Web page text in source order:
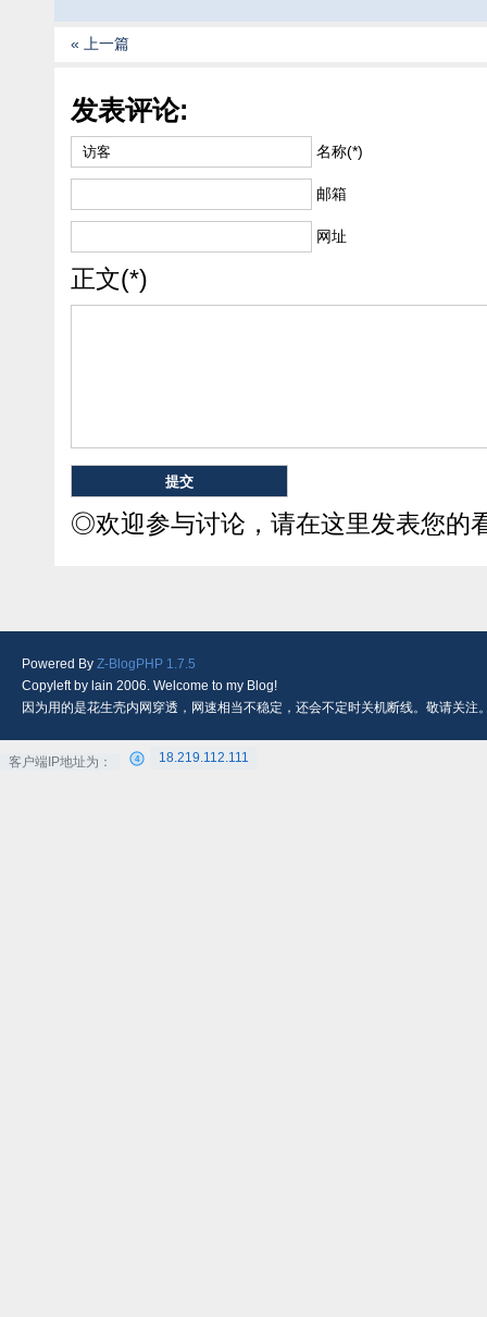
« 上一篇
发表评论:
名称(*)
邮箱
网址
正文(*)
◎欢迎参与讨论，请在这里发表您的
Powered By Z-BlogPHP 1.7.5
Copyleft by lain 2006. Welcome to my Blog!
因为用的是花生壳内网穿透，网速相当不稳定，还会不定时关机断线。敬请关注
客户端IP地址为： 4 18.219.112.111